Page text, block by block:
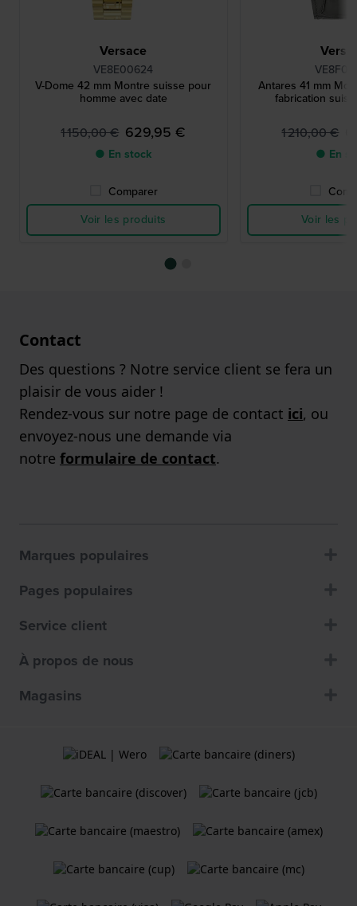
Versace
VE8E00624
V-Dome 42 mm Montre suisse pour
homme avec date
1 150,00 € 629,95 €
● En stock
Comparer
Voir les produits
Antares 41 mm
fabrication
1 210,00 €
● En
Voir les
Contact
Des questions ? Notre service client se fera un
plaisir de vous aider !
Rendez-vous sur notre page de contact ici, ou
envoyez-nous une demande via
notre formulaire de contact.
Marques populaires
Pages populaires
Service client
À propos de nous
Magasins